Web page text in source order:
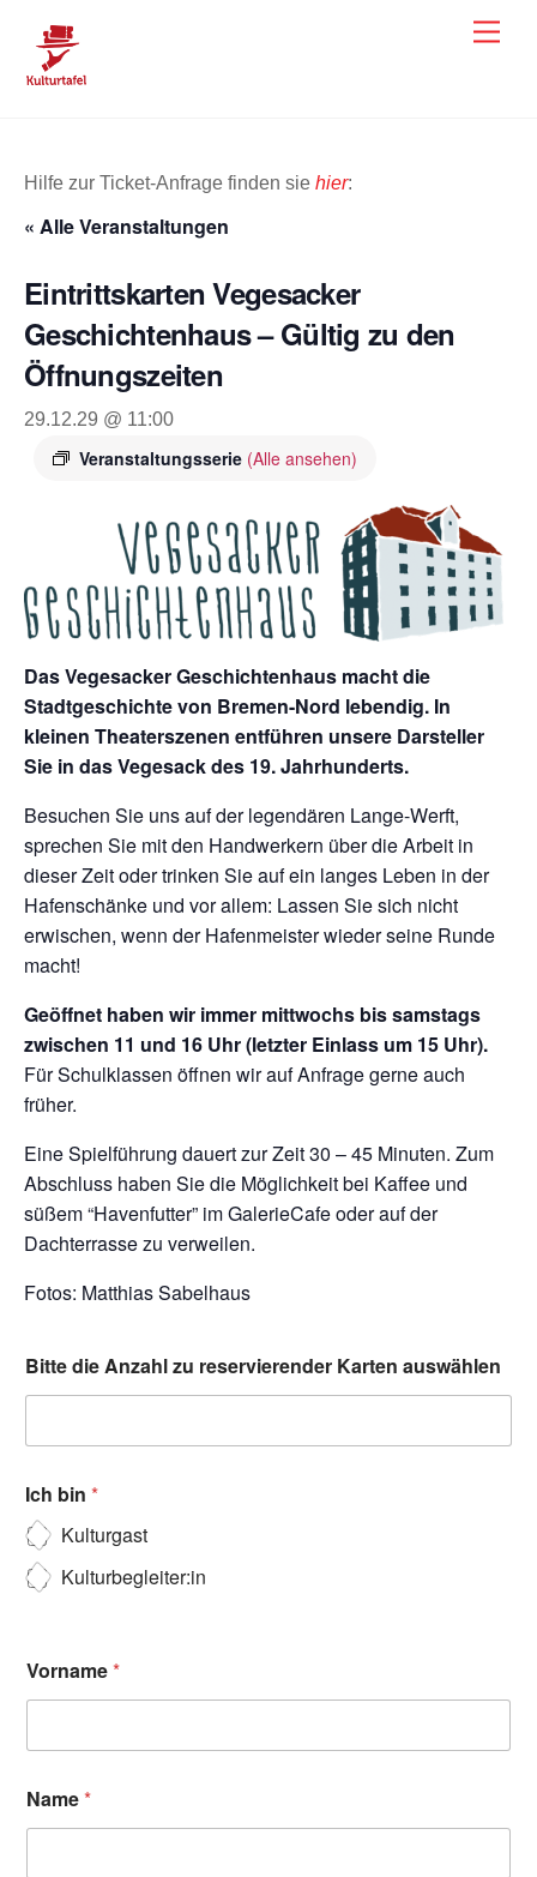
content
Hilfe zur Ticket-Anfrage finden sie hier:
« Alle Veranstaltungen
Eintrittskarten Vegesacker
Geschichtenhaus – Gültig zu den
Öffnungszeiten
29.12.29 @ 11:00
Veranstaltungsserie (Alle ansehen)
Das Vegesacker Geschichtenhaus macht die
Stadtgeschichte von Bremen-Nord lebendig. In
kleinen Theaterszenen entführen unsere Darsteller
Sie in das Vegesack des 19. Jahrhunderts.
Besuchen Sie uns auf der legendären Lange-Werft,
sprechen Sie mit den Handwerkern über die Arbeit in
dieser Zeit oder trinken Sie auf ein langes Leben in der
Hafenschänke und vor allem: Lassen Sie sich nicht
erwischen, wenn der Hafenmeister wieder seine Runde
macht!
Geöffnet haben wir immer mittwochs bis samstags
zwischen 11 und 16 Uhr (letzter Einlass um 15 Uhr).
Für Schulklassen öffnen wir auf Anfrage gerne auch
früher.
Eine Spielführung dauert zur Zeit 30 – 45 Minuten. Zum
Abschluss haben Sie die Möglichkeit bei Kaffee und
süßem “Havenfutter” im GalerieCafe oder auf der
Dachterrasse zu verweilen.
Fotos: Matthias Sabelhaus
Bitte die Anzahl zu reservierender Karten auswählen
Ich bin *
Kulturgast
Kulturbegleiter:in
Vorname*
Name*